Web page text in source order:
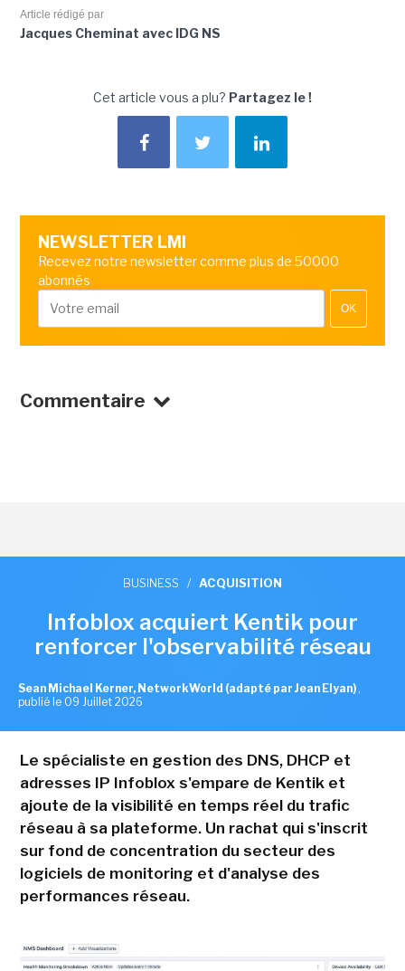
Article rédigé par
Jacques Cheminat avec IDG NS
Cet article vous a plu? Partagez le !
NEWSLETTER LMI
Recevez notre newsletter comme plus de 50000
abonnés
OK
Commentaire
BUSINESS / ACQUISITION
Infoblox acquiert Kentik pour
renforcer l'observabilité réseau
Sean Michael Kerner, NetworkWorld (adapté par Jean Elyan) ,
publié le 09 Juillet 2026
Le spécialiste en gestion des DNS, DHCP et
adresses IP Infoblox s'empare de Kentik et
ajoute de la visibilité en temps réel du trafic
réseau à sa plateforme. Un rachat qui s'inscrit
sur fond de concentration du secteur des
logiciels de monitoring et d'analyse des
performances réseau.